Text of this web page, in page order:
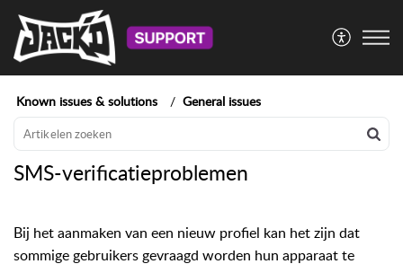
Known issues & solutions General issues
SMS-verificatieproblemen
Bij het aanmaken van een nieuw profiel kan het zijn dat
sommige gebruikers gevraagd worden hun apparaat te